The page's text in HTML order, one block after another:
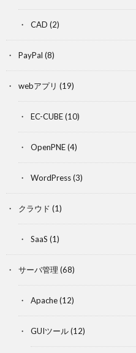
CAD (2)
PayPal (8)
webアプリ (19)
EC-CUBE(10)
OpenPNE(4)
WordPress(3)
クラウド (1)
SaaS (1)
サーバ管理 (68)
Apache(12)
GUIツール(12)